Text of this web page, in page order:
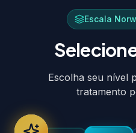
Escala
Escolha seu nível
tratamento